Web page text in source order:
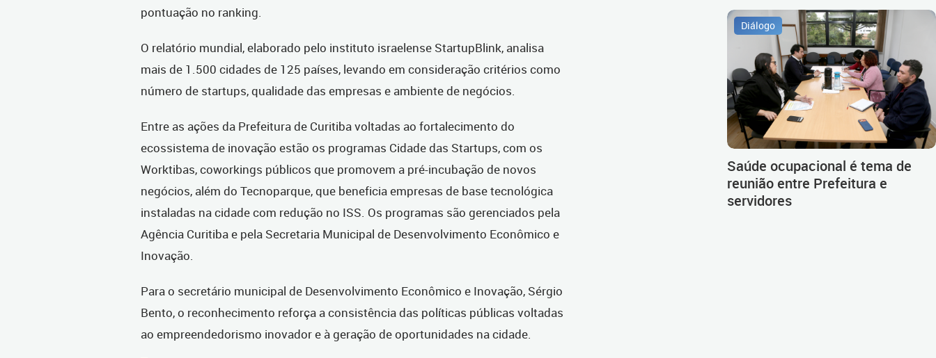
pontuação no ranking.
O relatório mundial, elaborado pelo instituto israelense StartupBlink, analisa
mais de 1.500 cidades de 125 países, levando em consideração critérios como
número de startups, qualidade das empresas e ambiente de negócios.
Entre as ações da Prefeitura de Curitiba voltadas ao fortalecimento do
ecossistema de inovação estão os programas Cidade das Startups, com os
Worktibas, coworkings públicos que promovem a pré-incubação de novos
negócios, além do Tecnoparque, que beneficia empresas de base tecnológica
instaladas na cidade com redução no ISS. Os programas são gerenciados pela
Agência Curitiba e pela Secretaria Municipal de Desenvolvimento Econômico e
Inovação.
Para o secretário municipal de Desenvolvimento Econômico e Inovação, Sérgio
Bento, o reconhecimento reforça a consistência das políticas públicas voltadas
ao empreendedorismo inovador e à geração de oportunidades na cidade.
Diálogo
Saúde ocupacional é tema de
reunião entre Prefeitura e
servidores